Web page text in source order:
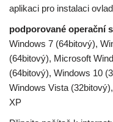
aplikaci pro instalaci
podporované operační
Windows 7 (64bitový),
(64bitový), Microsoft
(64bitový), Windows 10
Windows Vista
XP